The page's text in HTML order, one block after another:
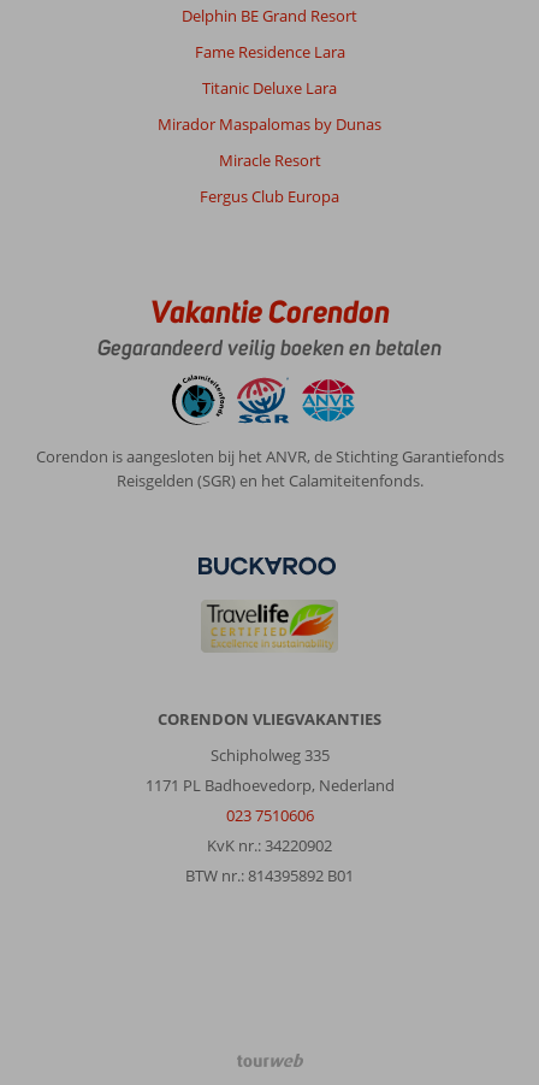
Delphin BE Grand Resort
Fame Residence Lara
Titanic Deluxe Lara
Mirador Maspalomas by Dunas
Miracle Resort
Fergus Club Europa
Vakantie Corendon
Gegarandeerd veilig boeken en betalen
Corendon is aangesloten bij het ANVR, de Stichting Garantiefonds
Reisgelden (SGR) en het Calamiteitenfonds.
CORENDON VLIEGVAKANTIES
Schipholweg 335
1171 PL Badhoevedorp, Nederland
023 7510606
KvK nr.: 34220902
BTW nr.: 814395892 B01
TourWeb